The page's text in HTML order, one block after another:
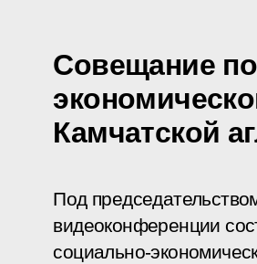
Совещание
Камчатской
Под
видеоконференции
социально-